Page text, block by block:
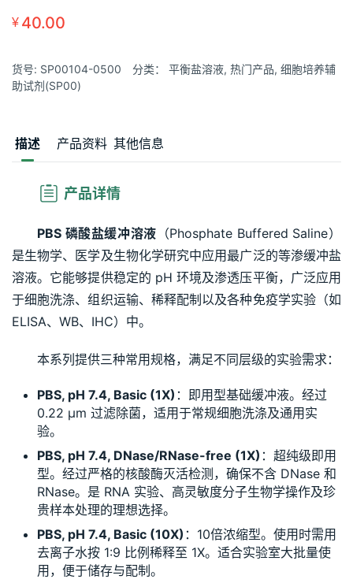
¥ 40.00
货号: SP00104-0500 分类： 平衡盐溶液, 热门产品, 细胞培养辅
助试剂(SP00)
描述 产品资料 其他信息
产品详情
PBS 磷酸盐缓冲溶液 （Phosphate Buffered Saline）
是生物学、医学及生物化学研究中应用最广泛的等渗缓冲盐
溶液。它能够提供稳定的 pH 环境及渗透压平衡，广泛应用
于细胞洗涤、组织运输、稀释配制以及各种免疫学实验（如
ELISA、WB、IHC）中。
本系列提供三种常用规格，满足不同层级的实验需求：
PBS, pH 7.4, Basic (1X) ：即用型基础缓冲液。经过
0.22 μm 过滤除菌，适用于常规细胞洗涤及通用实
验。
PBS, pH 7.4, DNase/RNase-free (1X) ：超纯级即用
型。经过严格的核酸酶灭活检测，确保不含 DNase 和
RNase。是 RNA 实验、高灵敏度分子生物学操作及珍
贵样本处理的理想选择。
PBS, pH 7.4, Basic (10X) ：10倍浓缩型。使用时需用
去离子水按 1:9 比例稀释至 1X。适合实验室大批量使
用，便于储存与配制。